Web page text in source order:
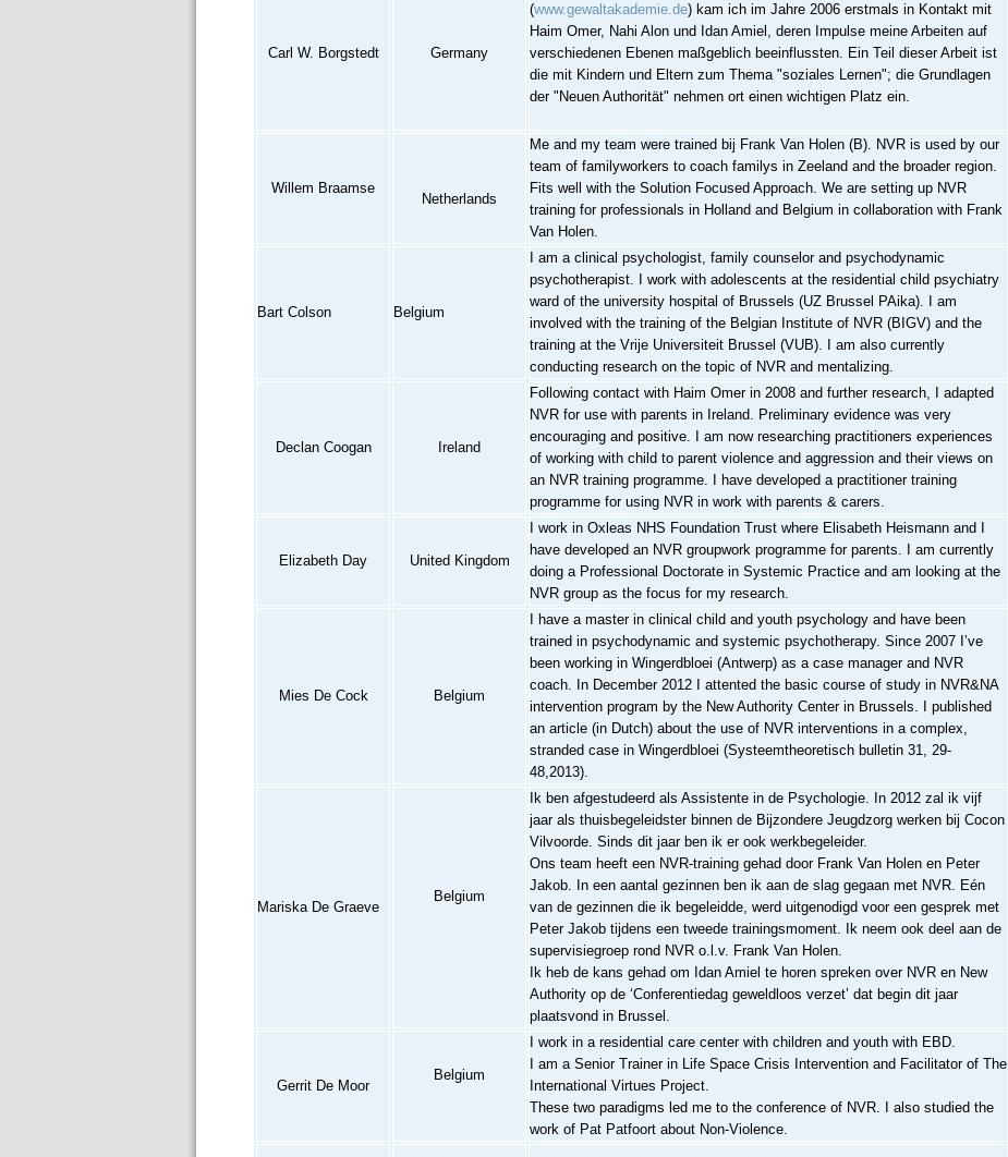
Carl W. Borgstedt Germany
(www.gewaltakademie.de) kam ich im Jahre 2006 erstmals in Kontakt mit
Haim Omer, Nahi Alon und Idan Amiel, deren Impulse meine Arbeiten auf
verschiedenen Ebenen maßgeblich beeinflussten. Ein Teil dieser Arbeit ist
die mit Kindern und Eltern zum Thema "soziales Lernen"; die Grundlagen
der "Neuen Authorität" nehmen ort einen wichtigen Platz ein.
Willem Braamse
Netherlands
Me and my team were trained bij Frank Van Holen (B). NVR is used by our
team of familyworkers to coach familys in Zeeland and the broader region.
Fits well with the Solution Focused Approach. We are setting up NVR
training for professionals in Holland and Belgium in collaboration with Frank
Van Holen.
Bart Colson Belgium
I am a clinical psychologist, family counselor and psychodynamic
psychotherapist. I work with adolescents at the residential child psychiatry
ward of the university hospital of Brussels (UZ Brussel PAika). I am
involved with the training of the Belgian Institute of NVR (BIGV) and the
training at the Vrije Universiteit Brussel (VUB). I am also currently
conducting research on the topic of NVR and mentalizing.
Declan Coogan Ireland
Following contact with Haim Omer in 2008 and further research, I adapted
NVR for use with parents in Ireland. Preliminary evidence was very
encouraging and positive. I am now researching practitioners experiences
of working with child to parent violence and aggression and their views on
an NVR training programme. I have developed a practitioner training
programme for using NVR in work with parents & carers.
Elizabeth Day United Kingdom
I work in Oxleas NHS Foundation Trust where Elisabeth Heismann and I
have developed an NVR groupwork programme for parents. I am currently
doing a Professional Doctorate in Systemic Practice and am looking at the
NVR group as the focus for my research.
Mies De Cock Belgium
I have a master in clinical child and youth psychology and have been
trained in psychodynamic and systemic psychotherapy. Since 2007 I’ve
been working in Wingerdbloei (Antwerp) as a case manager and NVR
coach. In December 2012 I attented the basic course of study in NVR&NA
intervention program by the New Authority Center in Brussels. I published
an article (in Dutch) about the use of NVR interventions in a complex,
stranded case in Wingerdbloei (Systeemtheoretisch bulletin 31, 29-
48,2013).
Mariska De Graeve
Belgium
Ik ben afgestudeerd als Assistente in de Psychologie. In 2012 zal ik vijf
jaar als thuisbegeleidster binnen de Bijzondere Jeugdzorg werken bij Cocon
Vilvoorde. Sinds dit jaar ben ik er ook werkbegeleider.
Ons team heeft een NVR-training gehad door Frank Van Holen en Peter
Jakob. In een aantal gezinnen ben ik aan de slag gegaan met NVR. Eén
van de gezinnen die ik begeleidde, werd uitgenodigd voor een gesprek met
Peter Jakob tijdens een tweede trainingsmoment. Ik neem ook deel aan de
supervisiegroep rond NVR o.l.v. Frank Van Holen.
Ik heb de kans gehad om Idan Amiel te horen spreken over NVR en New
Authority op de ‘Conferentiedag geweldloos verzet’ dat begin dit jaar
plaatsvond in Brussel.
Gerrit De Moor
Belgium
I work in a residential care center with children and youth with EBD.
I am a Senior Trainer in Life Space Crisis Intervention and Facilitator of The
International Virtues Project.
These two paradigms led me to the conference of NVR. I also studied the
work of Pat Patfoort about Non-Violence.